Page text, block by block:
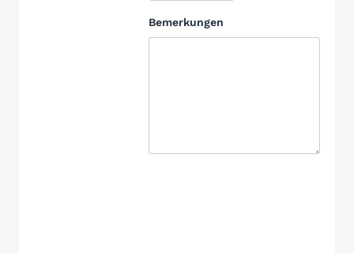
Bemerkungen